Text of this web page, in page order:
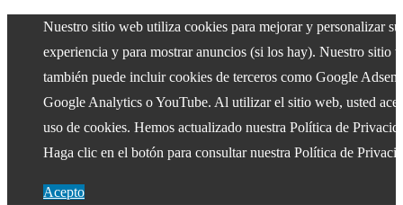
Nuestro sitio web utiliza cookies para mejorar y personalizar su
experiencia y para mostrar anuncios (si los hay). Nuestro sitio
también puede incluir cookies de terceros como Google
Google Analytics o YouTube. Al utilizar el sitio web, usted
uso de cookies. Hemos actualizado nuestra Política de
Haga clic en el botón para consultar nuestra Política de
Acepto